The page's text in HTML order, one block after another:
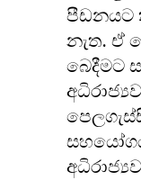
පීඩනයට
නැත. ඒ
බෙදීමට